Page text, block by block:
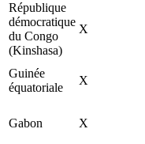
République
démocratique
du Congo
(Kinshasa)
X
Guinée
équatoriale
X
Gabon X